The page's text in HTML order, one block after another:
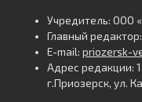
Учредитель: ООО
Главный
E-mail: priozersk-
Адрес редакции:
г.Приозерск, ул.